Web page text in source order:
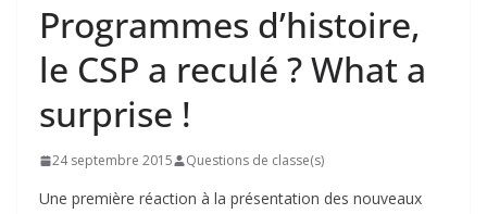
Programmes d’histoire,
le CSP a reculé ? What a
surprise !
24 septembre 2015 Questions de classe(s)
Une première réaction à la présentation des nouveaux